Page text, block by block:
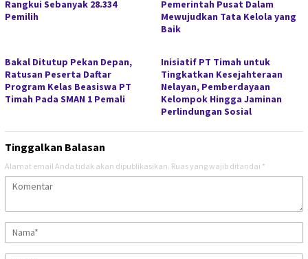
Rangkui Sebanyak 28.334
Pemilih
Pemerintah Pusat Dalam
Mewujudkan Tata Kelola yang
Baik
Bakal Ditutup Pekan Depan,
Ratusan Peserta Daftar
Program Kelas Beasiswa PT
Timah Pada SMAN 1 Pemali
Inisiatif PT Timah untuk
Tingkatkan Kesejahteraan
Nelayan, Pemberdayaan
Kelompok Hingga Jaminan
Perlindungan Sosial
Tinggalkan Balasan
Alamat email Anda tidak akan dipublikasikan. Ruas yang wajib ditandai *